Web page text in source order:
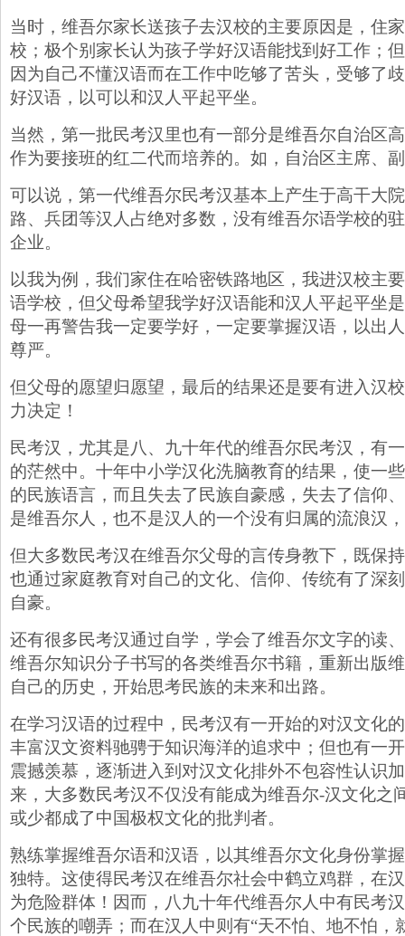
当时，维吾尔家长送孩子去汉校的主要原因是，住
校；极个别家长认为孩子学好汉语能找到好工作；
因为自己不懂汉语而在工作中吃够了苦头，受够了
好汉语，以可以和汉人平起平坐。
当然，第一批民考汉里也有一部分是维吾尔自治区
作为要接班的红二代而培养的。如，自治区主席、
可以说，第一代维吾尔民考汉基本上产生于高干大
路、兵团等汉人占绝对多数，没有维吾尔语学校的
企业。
以我为例，我们家住在哈密铁路地区，我进汉校主
语学校，但父母希望我学好汉语能和汉人平起平坐
母一再警告我一定要学好，一定要掌握汉语，以出
尊严。
但父母的愿望归愿望，最后的结果还是要有进入汉
力决定！
民考汉，尤其是八、九十年代的维吾尔民考汉，有
的茫然中。十年中小学汉化洗脑教育的结果，使一
的民族语言，而且失去了民族自豪感，失去了信仰
是维吾尔人，也不是汉人的一个没有归属的流浪汉
但大多数民考汉在维吾尔父母的言传身教下，既保
也通过家庭教育对自己的文化、信仰、传统有了深
自豪。
还有很多民考汉通过自学，学会了维吾尔文字的读
维吾尔知识分子书写的各类维吾尔书籍，重新出版
自己的历史，开始思考民族的未来和出路。
在学习汉语的过程中，民考汉有一开始的对汉文化
丰富汉文资料驰骋于知识海洋的追求中；但也有一
震撼羡慕，逐渐进入到对汉文化排外不包容性认识
来，大多数民考汉不仅没有能成为维吾尔-汉文化之
或少都成了中国极权文化的批判者。
熟练掌握维吾尔语和汉语，以其维吾尔文化身份掌
独特。这使得民考汉在维吾尔社会中鹤立鸡群，在
为危险群体！因而，八九十年代维吾尔人中有民考
个民族的嘲弄；而在汉人中则有“天不怕、地不怕，